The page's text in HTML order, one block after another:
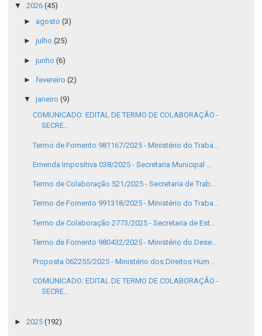
▼ 2026 (45)
► agosto (3)
► julho (25)
► junho (6)
► fevereiro (2)
▼ janeiro (9)
COMUNICADO: EDITAL DE TERMO DE COLABORAÇÃO -
SECRE...
Termo de Fomento 981167/2025 - Ministério do Traba...
Emenda Impositiva 038/2025 - Secretaria Municipal ...
Termo de Colaboração 521/2025 - Secretaria de Trab...
Termo de Fomento 991318/2025 - Ministério do Traba...
Termo de Colaboração 2773/2025 - Secretaria de Est...
Termo de Fomento 980432/2025 - Ministério do Dese...
Proposta 062255/2025 - Ministério dos Direitos Hum...
COMUNICADO: EDITAL DE TERMO DE COLABORAÇÃO -
SECRE...
► 2025 (192)